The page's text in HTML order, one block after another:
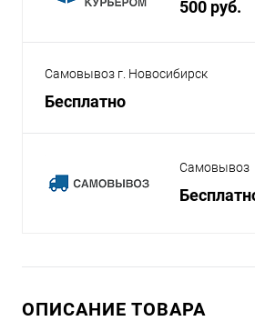
500 руб.
Самовывоз г. Новосибирск
Бесплатно
Самовывоз
ОПИСАНИЕ ТОВАРА